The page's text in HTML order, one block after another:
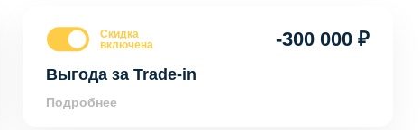
Скидка
включена
-300 000 ₽
Выгода за Trade-in
Подробнее